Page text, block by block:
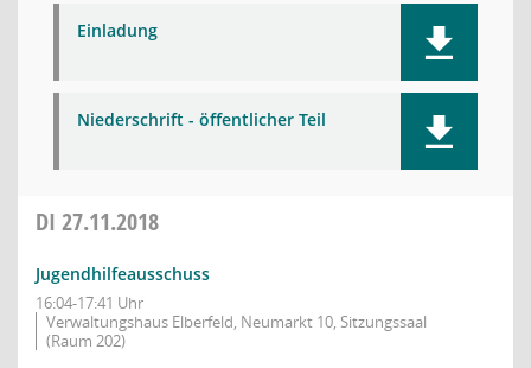
Einladung
Niederschrift - öffentlicher Teil
DI 27.11.2018
Jugendhilfeausschuss
16:04-17:41 Uhr
Verwaltungshaus Elberfeld, Neumarkt 10, Sitzungssaal
(Raum 202)